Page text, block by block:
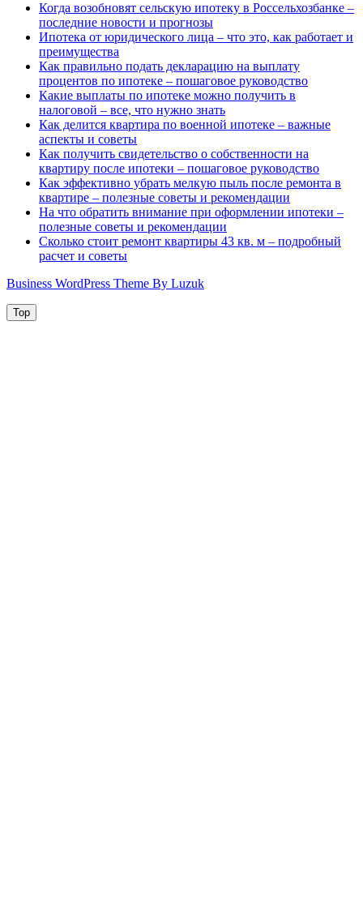
Когда возобновят сельскую ипотеку в Россельхозбанке –
последние новости и прогнозы
Ипотека от юридического лица – что это, как работает и
преимущества
Как правильно подать декларацию на выплату
процентов по ипотеке – пошаговое руководство
Какие выплаты по ипотеке можно получить в
налоговой – все, что нужно знать
Как делится квартира по военной ипотеке – важные
аспекты и советы
Как получить свидетельство о собственности на
квартиру после ипотеки – пошаговое руководство
Как эффективно убрать мелкую пыль после ремонта в
квартире – полезные советы и рекомендации
На что обратить внимание при оформлении ипотеки –
полезные советы и рекомендации
Сколько стоит ремонт квартиры 43 кв. м – подробный
расчет и советы
Business WordPress Theme By Luzuk
Top